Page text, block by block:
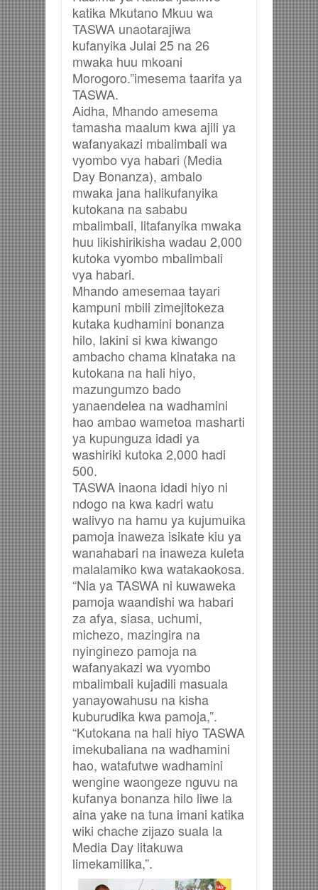
katika Mkutano Mkuu wa
TASWA unaotarajiwa
kufanyika Julai 25 na 26
mwaka huu mkoani
Morogoro.”imesema taarifa ya
TASWA.
Aidha, Mhando amesema
tamasha maalum kwa ajili ya
wafanyakazi mbalimbali wa
vyombo vya habari (Media
Day Bonanza), ambalo
mwaka jana halikufanyika
kutokana na sababu
mbalimbali, litafanyika mwaka
huu likishirikisha wadau 2,000
kutoka vyombo mbalimbali
vya habari.
Mhando amesemaa tayari
kampuni mbili zimejitokeza
kutaka kudhamini bonanza
hilo, lakini si kwa kiwango
ambacho chama kinataka na
kutokana na hali hiyo,
mazungumzo bado
yanaendelea na wadhamini
hao ambao wametoa masharti
ya kupunguza idadi ya
washiriki kutoka 2,000 hadi
500.
TASWA inaona idadi hiyo ni
ndogo na kwa kadri watu
walivyo na hamu ya kujumuika
pamoja inaweza isikate kiu ya
wanahabari na inaweza kuleta
malalamiko kwa watakaokosa.
“Nia ya TASWA ni kuwaweka
pamoja waandishi wa habari
za afya, siasa, uchumi,
michezo, mazingira na
nyinginezo pamoja na
wafanyakazi wa vyombo
mbalimbali kujadili masuala
yanayowahusu na kisha
kuburudika kwa pamoja,”.
“Kutokana na hali hiyo TASWA
imekubaliana na wadhamini
hao, watafutwe wadhamini
wengine waongeze nguvu na
kufanya bonanza hilo liwe la
aina yake na tuna imani katika
wiki chache zijazo suala la
Media Day litakuwa
limekamilika,”.